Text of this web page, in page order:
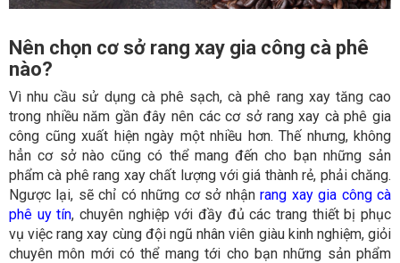
Nên chọn cơ sở rang xay gia công cà phê
nào?
Vì nhu cầu sử dụng cà phê sạch, cà phê rang xay tăng cao
trong nhiều năm gần đây nên các cơ sở rang xay cà phê gia
công cũng xuất hiện ngày một nhiều hơn. Thế nhưng, không
hẳn cơ sở nào cũng có thể mang đến cho bạn những sản
phẩm cà phê rang xay chất lượng với giá thành rẻ, phải chăng.
Ngược lại, sẽ chỉ có những cơ sở nhậnrang xay gia công cà
phê uy tín, chuyên nghiệp với đầy đủ các trang thiết bị phục
vụ việc rang xay cùng đội ngũ nhân viên giàu kinh nghiệm, giỏi
chuyên môn mới có thể mang tới cho bạn những sản phẩm